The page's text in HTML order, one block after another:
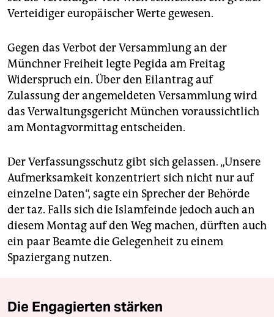
Verteidiger europäischer Werte gewesen.
Gegen das Verbot der Versammlung an der
Münchner Freiheit legte Pegida am Freitag
Widerspruch ein. Über den Eilantrag auf
Zulassung der angemeldeten Versammlung wird
das Verwaltungsgericht München voraussichtlich
am Montagvormittag entscheiden.
Der Verfassungsschutz gibt sich gelassen. „Unsere
Aufmerksamkeit konzentriert sich nicht nur auf
einzelne Daten“, sagte ein Sprecher der Behörde
der taz. Falls sich die Islamfeinde jedoch auch an
diesem Montag auf den Weg machen, dürften auch
ein paar Beamte die Gelegenheit zu einem
Spaziergang nutzen.
Die Engagierten stärken